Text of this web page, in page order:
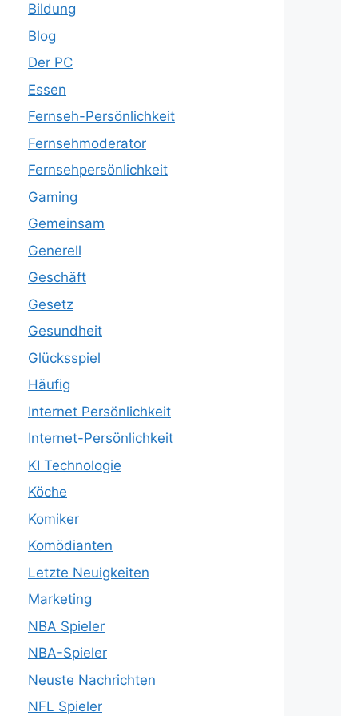
Bildung
Blog
Der PC
Essen
Fernseh-Persönlichkeit
Fernsehmoderator
Fernsehpersönlichkeit
Gaming
Gemeinsam
Generell
Geschäft
Gesetz
Gesundheit
Glücksspiel
Häufig
Internet Persönlichkeit
Internet-Persönlichkeit
KI Technologie
Köche
Komiker
Komödianten
Letzte Neuigkeiten
Marketing
NBA Spieler
NBA-Spieler
Neuste Nachrichten
NFL Spieler